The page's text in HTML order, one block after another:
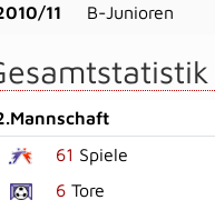
11 B-Junioren
61 Spiele
6 Tore